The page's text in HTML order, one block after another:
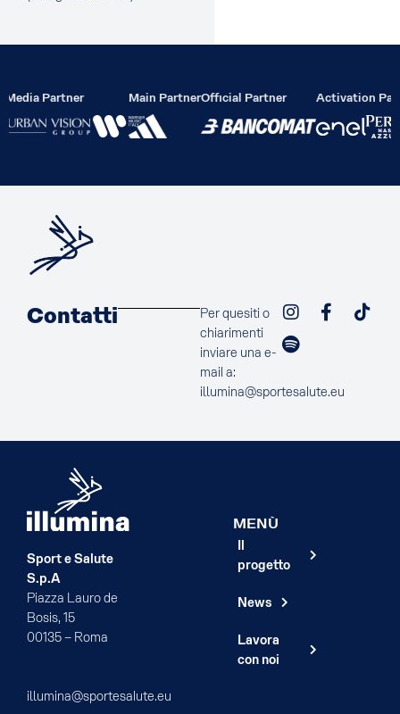
Media Partner Main PartnerOfficial Partner Activation
Contatti
Per quesiti o
chiarimenti
inviare una e-
mail a:
illumina@sportesalute.eu
Sport e Salute
S.p.A
Piazza Lauro de
Bosis, 15
00135 – Roma
illumina@sportesalute.eu
MENÙ
progetto
News
Lavora
con noi